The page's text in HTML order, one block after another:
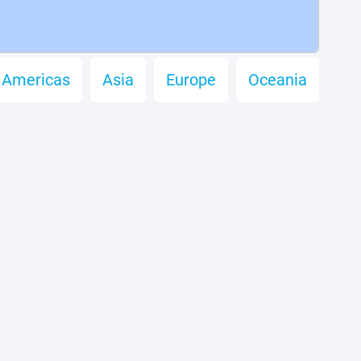
Americas Asia Europe Oceania